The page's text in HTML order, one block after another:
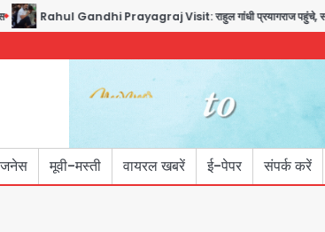
Rahul Gandhi Prayagraj Visit: राहुल गांधी प्रयागराज पहुंचे, साथ में
मूवी-मस्ती वायरल खबरें ई-पेपर संपर्क करें